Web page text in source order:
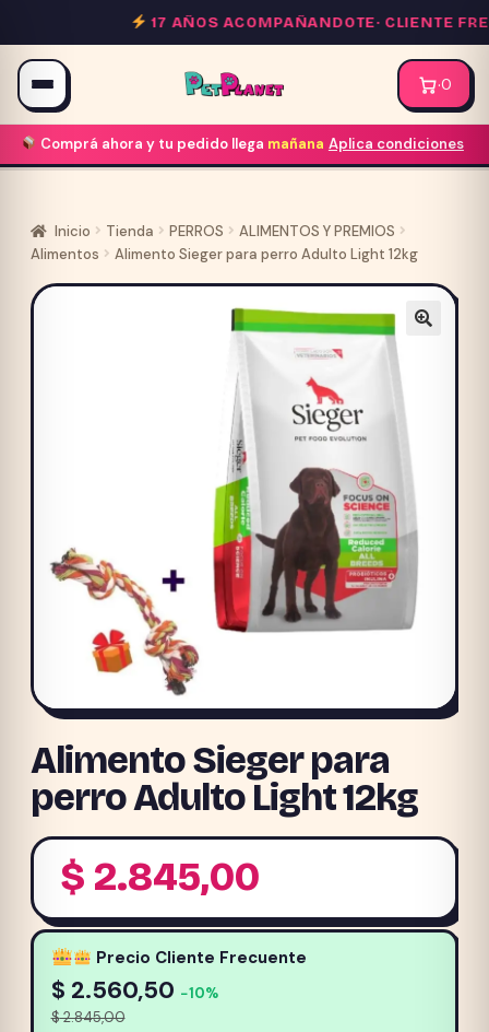
al
contenido
17 AÑOS ACOMPAÑANDOTE·CLIENTE
·0
Comprá ahora y tu pedido llega mañana Aplica condiciones
Inicio Tienda PERROS
ALIMENTOS Y PREMIOS
Alimentos
Alimento Sieger para perro Adulto Light 12kg
Alimento Sieger para
perro Adulto Light 12kg
$ 2.845,00
Precio Cliente Frecuente
$ 2.560,50 −10%
$2.845,00